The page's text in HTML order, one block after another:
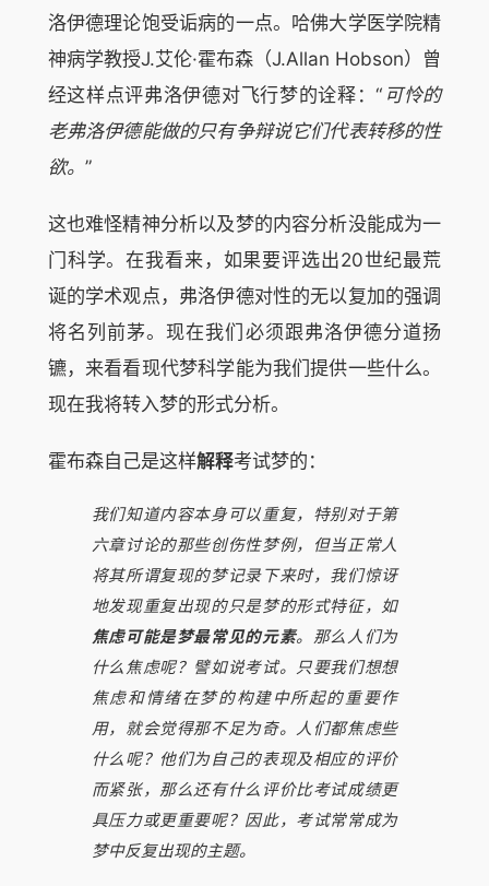
洛伊德理论饱受诟病的一点。哈佛大学医学院精
神病学教授J.艾伦·霍布森（J.Allan Hobson）曾
经这样点评弗洛伊德对飞行梦的诠释：“ 可怜的
老弗洛伊德能做的只有争辩说它们代表转移的性
欲。 ”
这也难怪精神分析以及梦的内容分析没能成为一
门科学。在我看来，如果要评选出20世纪最荒
诞的学术观点，弗洛伊德对性的无以复加的强调
将名列前茅。现在我们必须跟弗洛伊德分道扬
镳，来看看现代梦科学能为我们提供一些什么。
现在我将转入梦的形式分析。
霍布森自己是这样解释考试梦的：
我们知道内容本身可以重复，特别对于第
六章讨论的那些创伤性梦例，但当正常人
将其所谓复现的梦记录下来时，我们惊讶
地发现重复出现的只是梦的形式特征，如
焦虑可能是梦最常见的元素。那么人们为
什么焦虑呢？譬如说考试。只要我们想想
焦虑和情绪在梦的构建中所起的重要作
用，就会觉得那不足为奇。人们都焦虑些
什么呢？他们为自己的表现及相应的评价
而紧张，那么还有什么评价比考试成绩更
具压力或更重要呢？因此，考试常常成为
梦中反复出现的主题。